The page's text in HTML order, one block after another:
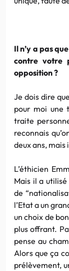
Il n’y a pas
contre votre
opposition ?
Je dois dire
pour moi une
traite
reconnais
deux ans, mais
L’éthicien
Mais il a
de
l’Etat a un
un choix de
plus offrant.
pense au
Alors que ça
prélèvement,